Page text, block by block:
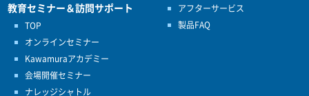
教育セミナー＆訪問サポート
TOP
オンラインセミナー
Kawamuraアカデミー
会場開催セミナー
ナレッジシャトル
アフターサービス
製品FAQ